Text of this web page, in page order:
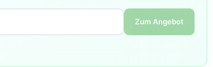
Zum Angebot